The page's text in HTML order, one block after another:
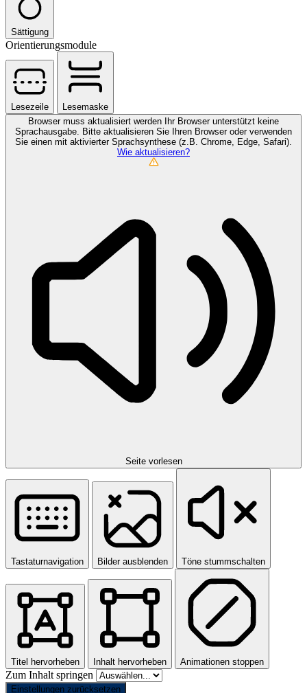
Sättigung
Orientierungsmodule
Lesezeile
Lesemaske
Browser muss aktualisiert werden
Ihr Browser unterstützt keine
Sprachausgabe. Bitte aktualisieren Sie Ihren Browser oder verwenden
Sie einen mit aktivierter Sprachsynthese (z.B. Chrome, Edge, Safari).
Wie aktualisieren?
Seite vorlesen
Tastaturnavigation Bilder ausblenden Töne stummschalten
Titel hervorheben Inhalt hervorheben Animationen stoppen
Zum Inhalt springen
Einstellungen zurücksetzen